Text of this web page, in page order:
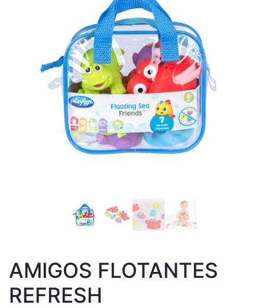
AMIGOS FLOTANTES
REFRESH